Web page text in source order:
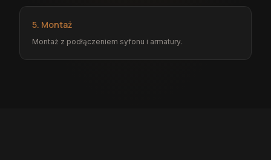
5. Montaż
Montaż z podłączeniem syfonu i armatury.